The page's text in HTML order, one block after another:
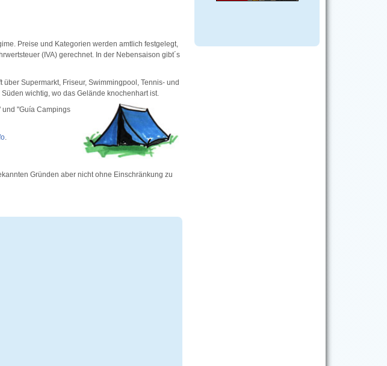
Preise und Kategorien werden amtlich festgelegt,
(IVA) gerechnet. In der Nebensaison gibt´s
Supermarkt, Friseur, Swimmingpool, Tennis- und
wichtig, wo das Gelände knochenhart ist.
"Guía Campings
.
Gründen aber nicht ohne Einschränkung zu